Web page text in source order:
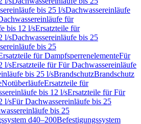
bis 25 l/sDachwassereinläufe
für
bis 12 l/sErsatzteile für
l/sDachwassereinläufe bis 25
bis 25
für DampfsperrenelementeFür
l/sErsatzteile für Für Dachwassereinläufe
bis 25 l/sBrandschutzBrandschutz
NotüberläufeErsatzteile für
bis 12 l/sErsatzteile für Für
l/sFür Dachwassereinläufe bis 25
bis 25
d40–200Befestigungssystem